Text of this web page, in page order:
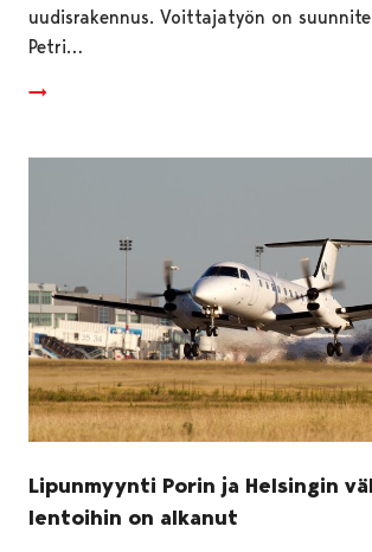
uudisrakennus. Voittajatyön on
Petri…
Lipunmyynti Porin ja Helsingin
lentoihin on alkanut